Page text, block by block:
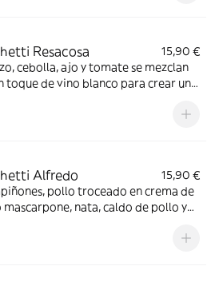
Resacosa
15,90 €
cebolla, ajo y tomate se mezclan
toque de vino blanco para crear una
Alfredo
15,90 €
pollo troceado en crema de
mascarpone, nata, caldo de pollo y